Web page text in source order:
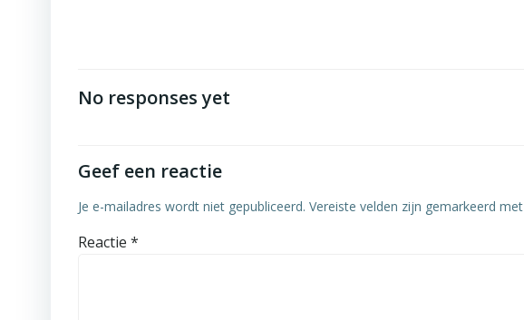
No responses yet
Geef een reactie
Je e-mailadres wordt niet gepubliceerd. Vereiste velden zijn gemarkeerd met
Reactie *